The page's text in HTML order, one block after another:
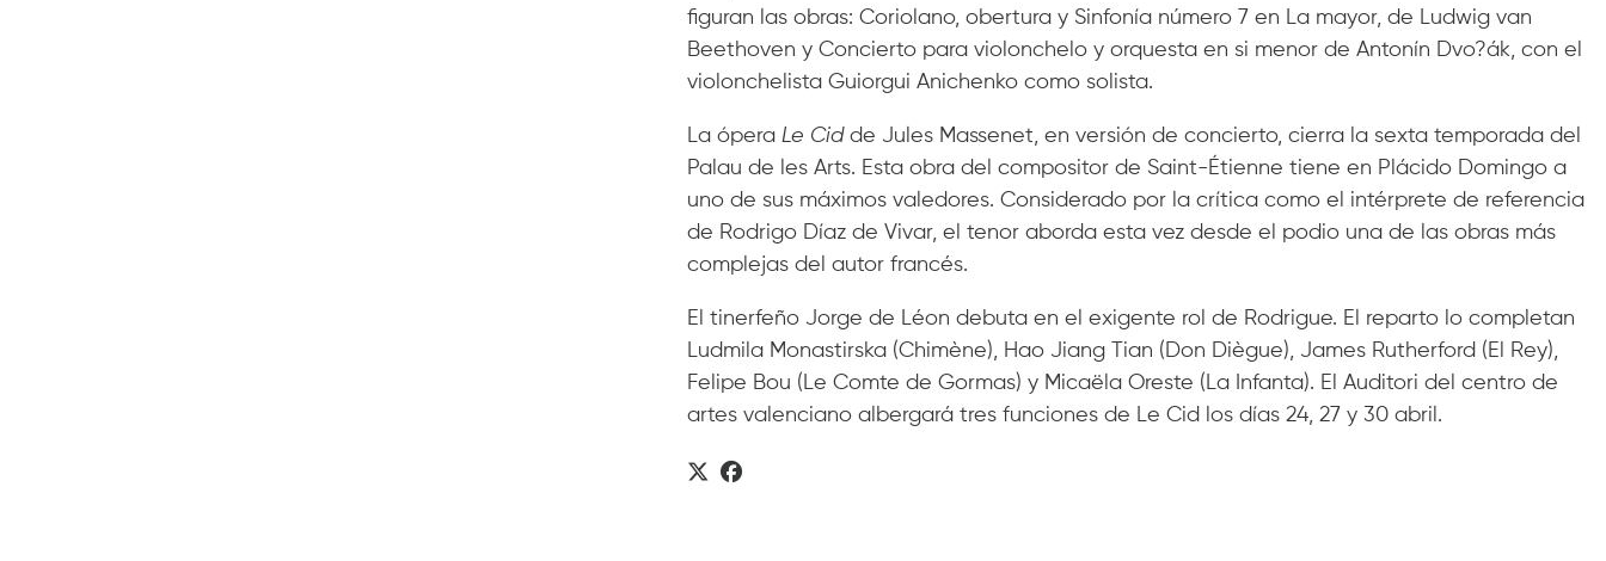
figuran las obras: Coriolano, obertura y Sinfonía número 7 en La mayor, de Ludwig van
Beethoven y Concierto para violonchelo y orquesta en si menor de Antonín Dvo?ák, con el
violonchelista Guiorgui Anichenko como solista.
La ópera Le Cidde Jules Massenet, en versión de concierto, cierra la sexta temporada del
Palau de les Arts. Esta obra del compositor de Saint-Étienne tiene en Plácido Domingo a
uno de sus máximos valedores. Considerado por la crítica como el intérprete de referencia
de Rodrigo Díaz de Vivar, el tenor aborda esta vez desde el podio una de las obras más
complejas del autor francés.
El tinerfeño Jorge de Léon debuta en el exigente rol de Rodrigue. El reparto lo completan
Ludmila Monastirska (Chimène), Hao Jiang Tian (Don Diègue), James Rutherford (El Rey),
Felipe Bou (Le Comte de Gormas) y Micaëla Oreste (La Infanta). El Auditori del centro de
artes valenciano albergará tres funciones de Le Cid los días 24, 27 y 30 abril.